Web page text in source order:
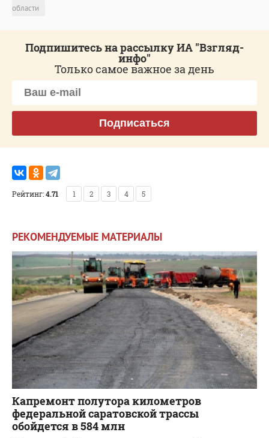
области
Подпишитесь на рассылку ИА "Взгляд-
инфо"
Только самое важное за день
Подписаться
Рейтинг:4.71 1 2 3 4 5
РЕКОМЕНДУЕМЫЕ МАТЕРИАЛЫ
Капремонт полутора километров
федеральной саратовской трассы
обойдется в 584 млн